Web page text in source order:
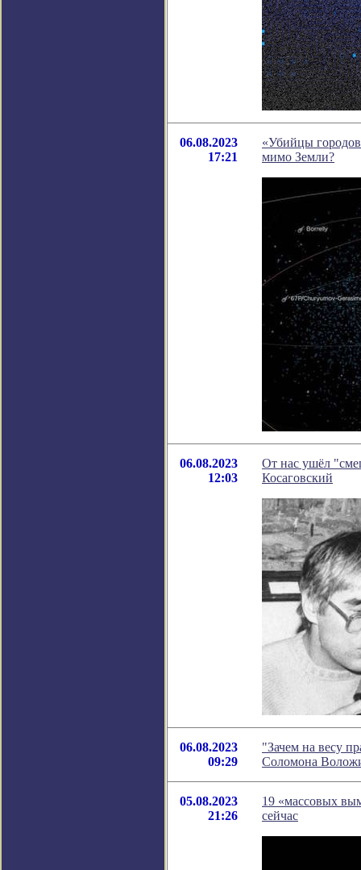
06.08.2023
17:21
«Убийцы
мимо Земли?
06.08.2023
12:03
От нас ушёл
Косаговский
06.08.2023
09:29
"Зачем на весу
Соломона
05.08.2023
21:26
19 «массовых
сейчас